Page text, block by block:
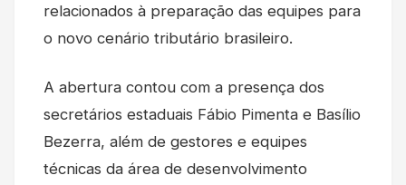
relacionados à preparação das equipes para
o novo cenário tributário brasileiro.
A abertura contou com a presença dos
secretários estaduais Fábio Pimenta e Basílio
Bezerra, além de gestores e equipes
técnicas da área de desenvolvimento